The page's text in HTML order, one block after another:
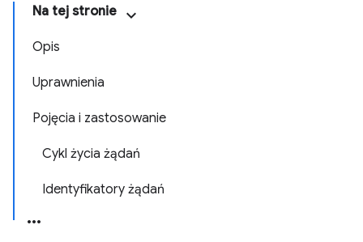
Na tej stronie
Opis
Uprawnienia
Pojęcia i zastosowanie
Cykl życia żądań
Identyfikatory żądań